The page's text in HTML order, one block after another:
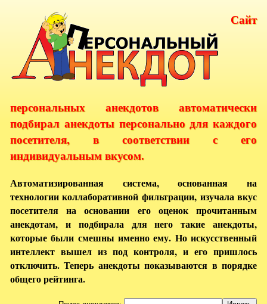
Сайт
персональных анекдотов автоматически
подбирал анекдоты персонально для каждого
посетителя, в соответствии с его
индивидуальным вкусом.
Автоматизированная система, основанная на
технологии коллаборативной фильтрации, изучала вкус
посетителя на основании его оценок прочитанным
анекдотам, и подбирала для него такие анекдоты,
которые были смешны именно ему. Но искусственный
интеллект вышел из под контроля, и его пришлось
отключить. Теперь анекдоты показываются в порядке
общего рейтинга.